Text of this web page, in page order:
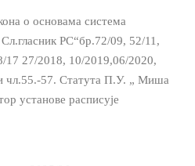
о основама система
РС“бр.72/09, 52/11,
17 27/2018, 10/2019,06/2020,
чл.55.-57. Статута П.У. „ Миша
установе расписује